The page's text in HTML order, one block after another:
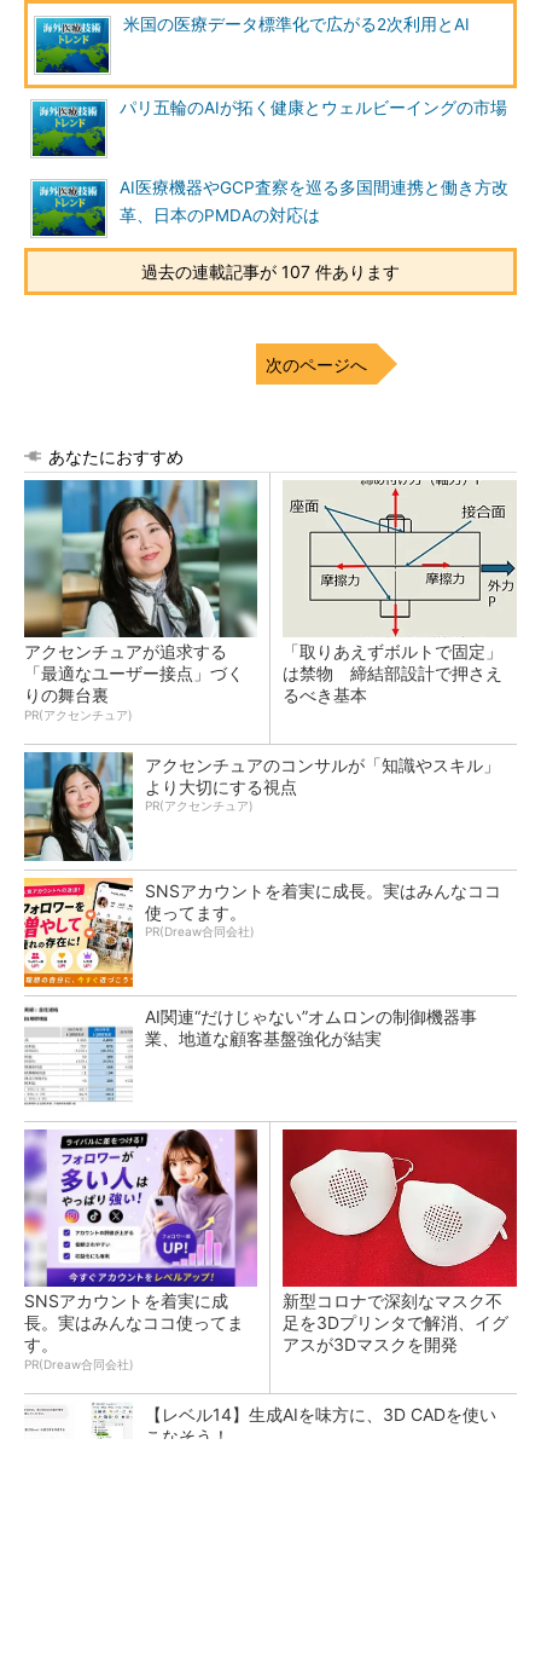
米国の医療データ標準化で広がる2次利用とAI
パリ五輪のAIが拓く健康とウェルビーイングの市場
AI医療機器やGCP査察を巡る多国間連携と働き方改
革、日本のPMDAの対応は
過去の連載記事が 107 件あります
次のページへ
あなたにおすすめ
アクセンチュアが追求する
「最適なユーザー接点」づく
りの舞台裏
PR(アクセンチュア)
「取りあえずボルトで固定」
は禁物 締結部設計で押さえ
るべき基本
アクセンチュアのコンサルが「知識やスキル」
より大切にする視点
PR(アクセンチュア)
SNSアカウントを着実に成長。実はみんなココ
使ってます。
PR(Dreaw合同会社)
AI関連“だけじゃない”オムロンの制御機器事
業、地道な顧客基盤強化が結実
SNSアカウントを着実に成
長。実はみんなココ使ってま
す。
PR(Dreaw合同会社)
新型コロナで深刻なマスク不
足を3Dプリンタで解消、イグ
アスが3Dマスクを開発
【レベル14】生成AIを味方に、3D CADを使い
こなそう！